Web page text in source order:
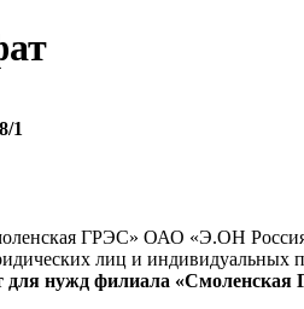
1
ГРЭС» ОАО «Э.ОН
лиц и
для нужд филиала «Смоленская